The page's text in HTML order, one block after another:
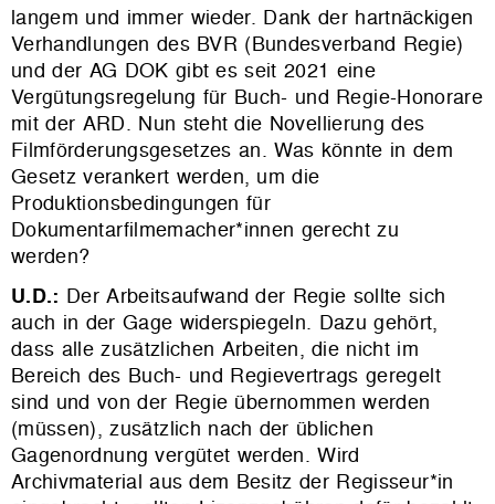
langem und immer wieder. Dank der hartnäckigen
Verhandlungen des BVR (Bundesverband Regie)
und der AG DOK gibt es seit 2021 eine
Vergütungsregelung für Buch- und Regie-Honorare
mit der ARD. Nun steht die Novellierung des
Filmförderungsgesetzes an. Was könnte in dem
Gesetz verankert werden, um die
Produktionsbedingungen für
Dokumentarfilmemacher*innen gerecht zu
werden?
U.D.: Der Arbeitsaufwand der Regie sollte sich
auch in der Gage widerspiegeln. Dazu gehört,
dass alle zusätzlichen Arbeiten, die nicht im
Bereich des Buch- und Regievertrags geregelt
sind und von der Regie übernommen werden
(müssen), zusätzlich nach der üblichen
Gagenordnung vergütet werden. Wird
Archivmaterial aus dem Besitz der Regisseur*in